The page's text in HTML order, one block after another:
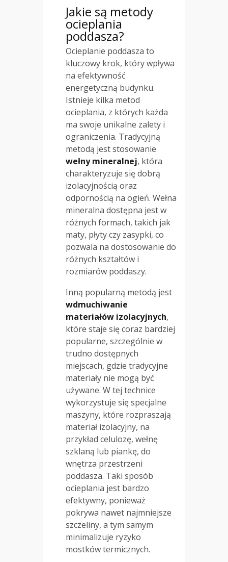
Jakie są metody
ocieplania
poddasza?
Ocieplanie poddasza to
kluczowy krok, który wpływa
na efektywność
energetyczną budynku.
Istnieje kilka metod
ocieplania, z których każda
ma swoje unikalne zalety i
ograniczenia. Tradycyjną
metodą jest stosowanie
wełny mineralnej, która
charakteryzuje się dobrą
izolacyjnością oraz
odpornością na ogień. Wełna
mineralna dostępna jest w
różnych formach, takich jak
maty, płyty czy zasypki, co
pozwala na dostosowanie do
różnych kształtów i
rozmiarów poddaszy.
Inną popularną metodą jest
wdmuchiwanie
materiałów izolacyjnych,
które staje się coraz bardziej
popularne, szczególnie w
trudno dostępnych
miejscach, gdzie tradycyjne
materiały nie mogą być
używane. W tej technice
wykorzystuje się specjalne
maszyny, które rozpraszają
materiał izolacyjny, na
przykład celulozę, wełnę
szklaną lub piankę, do
wnętrza przestrzeni
poddasza. Taki sposób
ocieplania jest bardzo
efektywny, ponieważ
pokrywa nawet najmniejsze
szczeliny, a tym samym
minimalizuje ryzyko
mostków termicznych.